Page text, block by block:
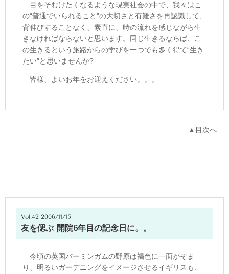
目をそむけたくなるような現実社会の中で、我々はこ
の“普通でいられること"の大切さと有難さを再認識して、
背伸びすることなく、素直に、時の流れを感じながら生
きなければならないと思います。同じ生きるならば、こ
の生きるという旅路からの学びを一つでも多く得て“生き
たい"と思いませんか?
皆様、よいお年をお迎えください。。。
▲ 目次へ
Vol.42 2006/11/15
友を偲ぶ 開院6年目の記念日に。。
今頃の英国バーミンガムの野原は褐色に一面がそま
り、明るいガーデニングをイメージさせるイギリスも、